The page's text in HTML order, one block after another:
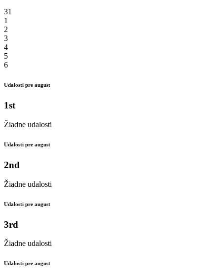
31
1
2
3
4
5
6
Udalosti pre august
1st
Žiadne udalosti
Udalosti pre august
2nd
Žiadne udalosti
Udalosti pre august
3rd
Žiadne udalosti
Udalosti pre august